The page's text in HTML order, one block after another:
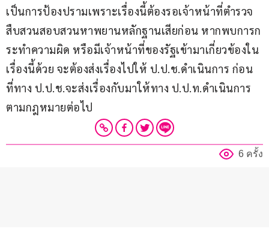
เป็นการป้องปรามเพราะเรื่องนี้ต้องรอเจ้าหน้าที่ตำรวจ
สืบสวนสอบสวนหาพยานหลักฐานเสียก่อน หากพบการก
ระทำความผิด หรือมีเจ้าหน้าที่ของรัฐเข้ามาเกี่ยวข้องใน
เรื่องนี้ด้วย จะต้องส่งเรื่องไปให้ ป.ป.ช.ดำเนินการ ก่อน
ที่ทาง ป.ป.ช.จะส่งเรื่องกับมาให้ทาง ป.ป.ท.ดำเนินการ
ตามกฎหมายต่อไป
6 ครั้ง